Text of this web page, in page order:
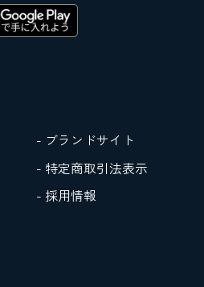
- ブランドサイト
- 特定商取引法表示
- 採用情報